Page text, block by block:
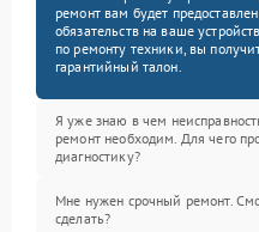
ремонт вам будет
обязательств на ваше
по ремонту техники, вы
гарантийный талон.
Я уже знаю в чем
ремонт необходим. Для чего
диагностику?
Мне нужен срочный ремонт.
сделать?